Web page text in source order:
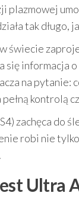
plazmowej
tak długo,
świecie
informacja o
na pytanie:
kontrolą
zachęca do
robi nie
Ultra